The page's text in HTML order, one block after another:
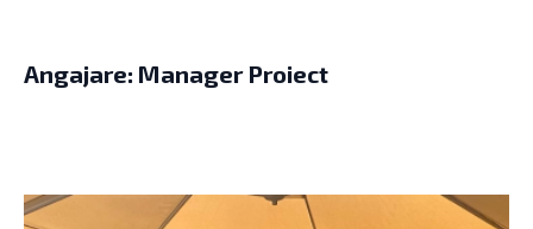
Angajare: Manager Proiect